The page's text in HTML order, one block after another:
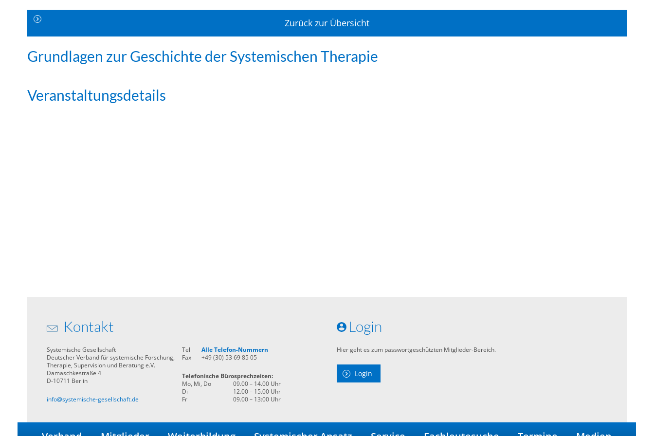
Zurück zur Übersicht
Grundlagen zur Geschichte der Systemischen Therapie
Veranstaltungsdetails
Kontakt
Systemische Gesellschaft
Deutscher Verband für systemische Forschung,
Therapie, Supervision und Beratung e.V.
Damaschkestraße 4
D-10711 Berlin
info@systemische-gesellschaft.de
Tel
Alle Telefon-Nummern
Fax
+49 (30) 53 69 85 05
Telefonische Bürosprechzeiten:
Mo, Mi, Do
09.00 – 14.00 Uhr
Di
12.00 – 15.00 Uhr
Fr
09.00 – 13:00 Uhr
Login
Hier geht es zum passwortgeschützten Mitglieder-Bereich.
Login